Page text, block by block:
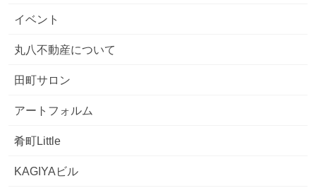
イベント
丸八不動産について
田町サロン
アートフォルム
肴町Little
KAGIYAビル